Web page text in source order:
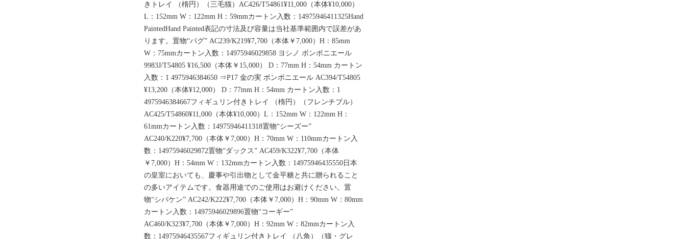
きトレイ （楕円）（三毛猫）AC426/T54861¥11,000（本体¥10,000）
L：152mm W：122mm H：59mmカートン入数：14975946411325Hand
PaintedHand Painted表記の寸法及び容量は当社基準範囲内で誤差があ
ります。置物“パグ” AC239/K219¥7,700（本体￥7,000）H：85mm
W：75mmカートン入数：14975946029858 ヨシノ ボンボニエール
9983J/T54805 ¥16,500（本体￥15,000） D：77mm H：54mm カートン
入数：1 4975946384650 ⇒P17 金の実 ボンボニエール AC394/T54805
¥13,200（本体¥12,000） D：77mm H：54mm カートン入数：1
4975946384667フィギュリン付きトレイ （楕円）（フレンチブル）
AC425/T54860¥11,000（本体¥10,000）L：152mm W：122mm H：
61mmカートン入数：14975946411318置物“シーズー”
AC240/K220¥7,700（本体￥7,000）H：70mm W：110mmカートン入
数：14975946029872置物“ダックス” AC459/K322¥7,700（本体
￥7,000）H：54mm W：132mmカートン入数：14975946435550日本
の皇室においても、慶事や引出物として金平糖と共に贈られること
の多いアイテムです。食器用途でのご使用はお避けください。置
物“シバケン” AC242/K222¥7,700（本体￥7,000）H：90mm W：80mm
カートン入数：14975946029896置物“コーギー”
AC460/K323¥7,700（本体￥7,000）H：92mm W：82mmカートン入
数：14975946435567フィギュリン付きトレイ （八角）（猫・グレ